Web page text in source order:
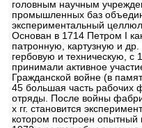
головным научным
промышленных баз
экспериментальный
Основан в 1714 Петром I
патронную, картузную и
гербовую и техническую,
принимали активное
Гражданской войне (в
45 большая часть рабочих
отряды. После войны
х гг. становится
котором построен